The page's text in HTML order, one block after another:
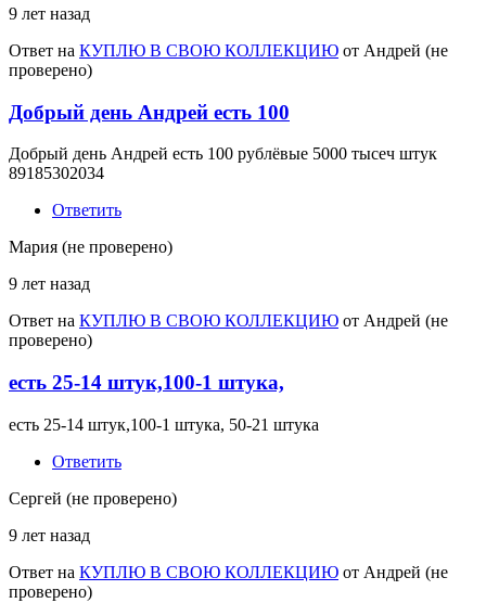
9 лет назад
Ответ на КУПЛЮ В СВОЮ КОЛЛЕКЦИЮ от Андрей (не
проверено)
Добрый день Андрей есть 100
Добрый день Андрей есть 100 рублёвые 5000 тысеч штук
89185302034
Ответить
Мария (не проверено)
9 лет назад
Ответ на КУПЛЮ В СВОЮ КОЛЛЕКЦИЮ от Андрей (не
проверено)
есть 25-14 штук,100-1 штука,
есть 25-14 штук,100-1 штука, 50-21 штука
Ответить
Сергей (не проверено)
9 лет назад
Ответ на КУПЛЮ В СВОЮ КОЛЛЕКЦИЮ от Андрей (не
проверено)